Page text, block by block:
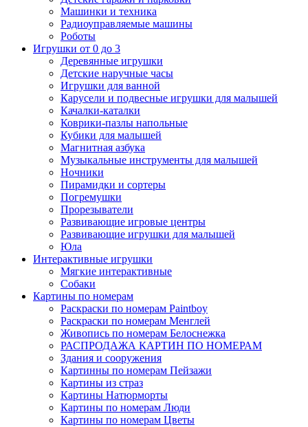
Машинки и техника
Радиоуправляемые машины
Роботы
Игрушки от 0 до 3
Деревянные игрушки
Детские наручные часы
Игрушки для ванной
Карусели и подвесные игрушки для малышей
Качалки-каталки
Коврики-пазлы напольные
Кубики для малышей
Магнитная азбука
Музыкальные инструменты для малышей
Ночники
Пирамидки и сортеры
Погремушки
Прорезыватели
Развивающие игровые центры
Развивающие игрушки для малышей
Юла
Интерактивные игрушки
Мягкие интерактивные
Собаки
Картины по номерам
Раскраски по номерам Paintboy
Раскраски по номерам Менглей
Живопись по номерам Белоснежка
РАСПРОДАЖА КАРТИН ПО НОМЕРАМ
Здания и сооружения
Картинны по номерам Пейзажи
Картины из страз
Картины Натюрморты
Картины по номерам Люди
Картины по номерам Цветы